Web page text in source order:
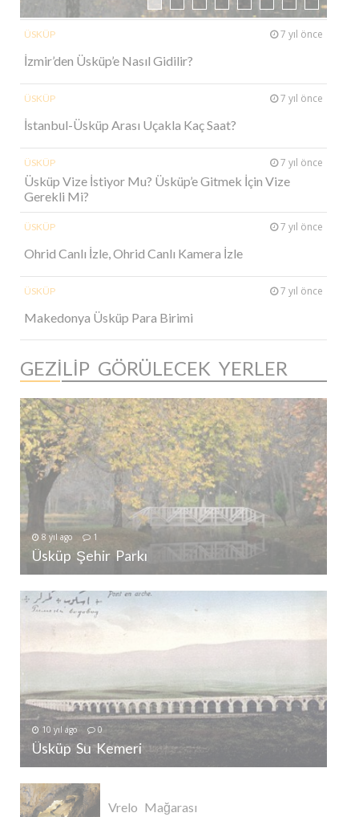
ÜSKÜP 7 yıl önce
İzmir’den Üsküp’e Nasıl Gidilir?
ÜSKÜP 7 yıl önce
İstanbul-Üsküp Arası Uçakla Kaç Saat?
ÜSKÜP 7 yıl önce
Üsküp Vize İstiyor Mu? Üsküp’e Gitmek İçin Vize
Gerekli Mi?
ÜSKÜP 7 yıl önce
Ohrid Canlı İzle, Ohrid Canlı Kamera İzle
ÜSKÜP 7 yıl önce
Makedonya Üsküp Para Birimi
GEZILIP GÖRÜLECEK YERLER
8 yıl ago 1
Üsküp Şehir Parkı
10 yıl ago 0
Üsküp Su Kemeri
Vrelo Mağarası